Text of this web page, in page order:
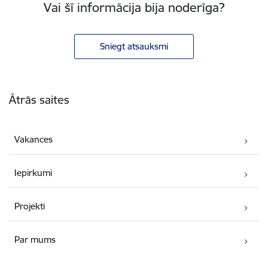
Vai šī informācija bija noderīga?
Sniegt atsauksmi
Ātrās saites
Vakances
Iepirkumi
Projekti
Par mums